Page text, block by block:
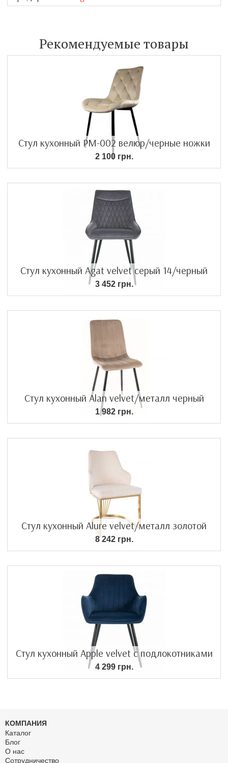
Рекомендуемые товары
Стул кухонный PM-002 велюр/черные ножки
2 100 грн.
Стул кухонный Agat velvet серый 14/черный
3 452 грн.
Стул кухонный Alan velvet/металл черный
1 982 грн.
Стул кухонный Alure velvet/металл золотой
8 242 грн.
Стул кухонный Apple velvet с подлокотниками
4 299 грн.
КОМПАНИЯ
Каталог
Блог
О нас
Сотрудничество